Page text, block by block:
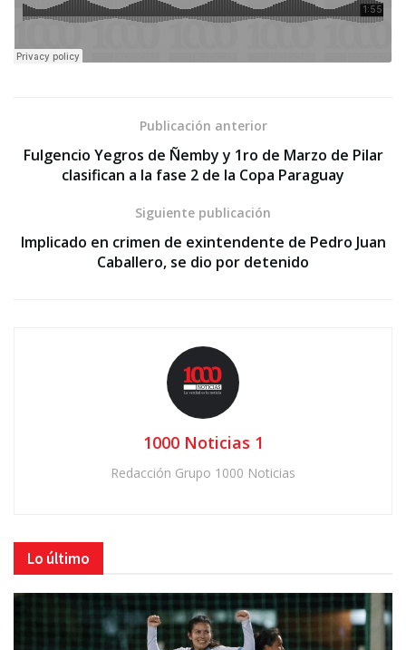
Publicación anterior
Fulgencio Yegros de Ñemby y 1ro de Marzo de Pilar
clasifican a la fase 2 de la Copa Paraguay
Siguiente publicación
Implicado en crimen de exintendente de Pedro Juan
Caballero, se dio por detenido
1000 Noticias 1
Redacción Grupo 1000 Noticias
Lo último